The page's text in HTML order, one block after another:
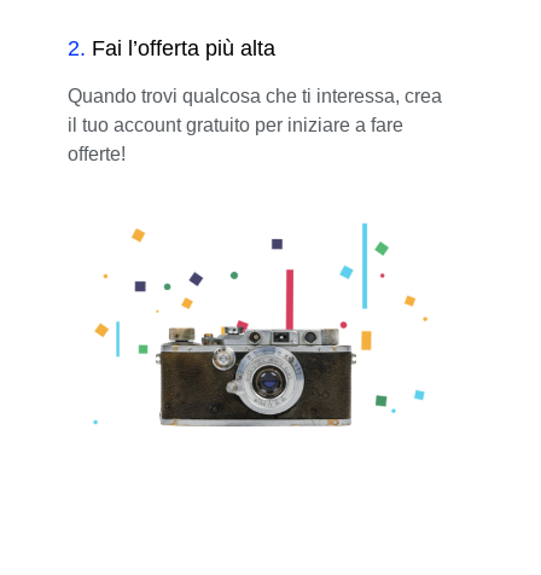
2. Fai l’offerta più alta
Quando trovi qualcosa che ti interessa, crea
il tuo account gratuito per iniziare a fare
offerte!